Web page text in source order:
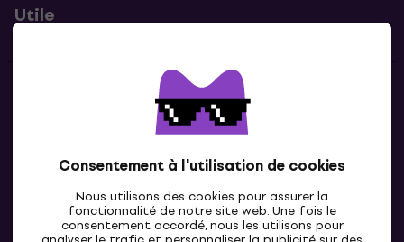
Consentement à l'utilisation de cookies
Nous utilisons des cookies pour assurer la
fonctionnalité de notre site web. Une fois le
consentement accordé, nous les utilisons pour
Utile
Contacts
Contacte nous